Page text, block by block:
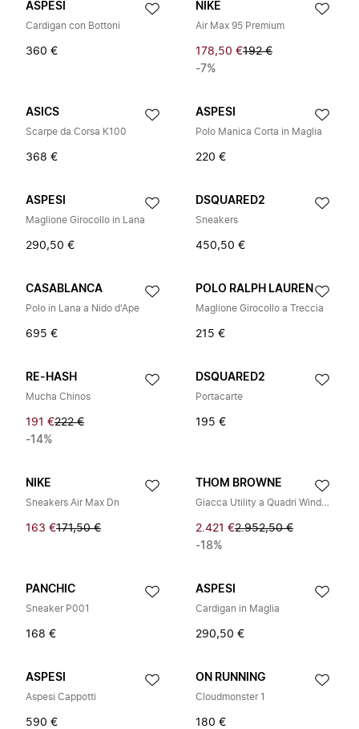
ASPESI
Cardigan con Bottoni
360 €
NIKE
Air Max 95 Premium
178,50 €192 €
-7%
ASICS
Scarpe da Corsa K100
368 €
ASPESI
Polo Manica Corta in Maglia
220 €
ASPESI
Maglione Girocollo in Lana
290,50 €
DSQUARED2
Sneakers
450,50 €
CASABLANCA
Polo in Lana a Nido d'Ape
695 €
POLO RALPH LAUREN
Maglione Girocollo a Treccia
215 €
RE-HASH
Mucha Chinos
191 €222 €
-14%
DSQUARED2
Portacarte
195 €
NIKE
Sneakers Air Max Dn
163 €171,50 €
THOM BROWNE
Giacca Utility a Quadri Windowpane con Fascia
2.421 €2.952,50 €
-18%
PANCHIC
Sneaker P001
168 €
ASPESI
Cardigan in Maglia
290,50 €
ASPESI
Aspesi Cappotti
590 €
ON RUNNING
Cloudmonster 1
180 €